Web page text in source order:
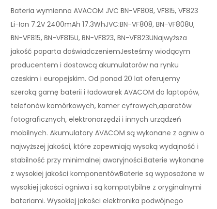
Bateria wymienna AVACOM JVC BN-VF808, VF815, VF823
Li-Ion 7.2V 2400mAh 17.3WhJVC:BN-VF808, BN-VF808U,
BN-VF815, BN-VF815U, BN-VF823, BN-VF823UNajwyższa
jakość poparta doświadczeniemJesteśmy wiodącym
producentem i dostawcą akumulatorów na rynku
czeskim i europejskim. Od ponad 20 lat oferujemy
szeroką gamę baterii i ładowarek AVACOM do laptopów,
telefonów komórkowych, kamer cyfrowych,aparatów
fotograficznych, elektronarzędzi i innych urządzeń
mobilnych. Akumulatory AVACOM są wykonane z ogniw o
najwyższej jakości, które zapewniają wysoką wydajność i
stabilność przy minimalnej awaryjności.Baterie wykonane
z wysokiej jakości komponentówBaterie są wyposażone w
wysokiej jakości ogniwa i są kompatybilne z oryginalnymi
bateriami. Wysokiej jakości elektronika podwójnego